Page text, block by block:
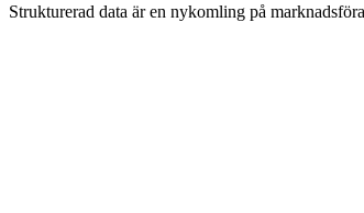
Strukturerad data är en nykomling på